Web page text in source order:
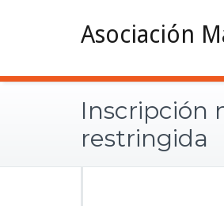
Asociación
Inscripción
restringida